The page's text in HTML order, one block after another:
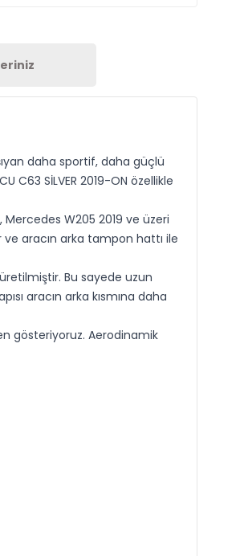
daha sportif, daha güçlü
C63 SİLVER 2019-ON özellikle
W205 2019 ve üzeri
ve aracın arka tampon hattı ile
üretilmiştir. Bu sayede uzun
aracın arka kısmına daha
gösteriyoruz. Aerodinamik